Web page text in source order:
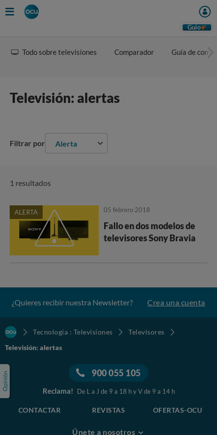
Guio
Todo sobre televisiones Comparador Guía de
Televisión: alertas
Filtrar por Alerta
1 resultados
ALERTA 05 febrero 2018
Fallo en dos modelos de
televisores Sony Bravia
¿Quieres recibir nuestra Newsletter? Crea una cuenta
Tecnología : Televisiones
Televisores
Televisión: alertas
900 055 105
Reclama! De L a J de 9 a 18 h y V de 9 a 14 h
CONTACTAR REVISTAS OFERTAS-OCU
Únete a nosotros